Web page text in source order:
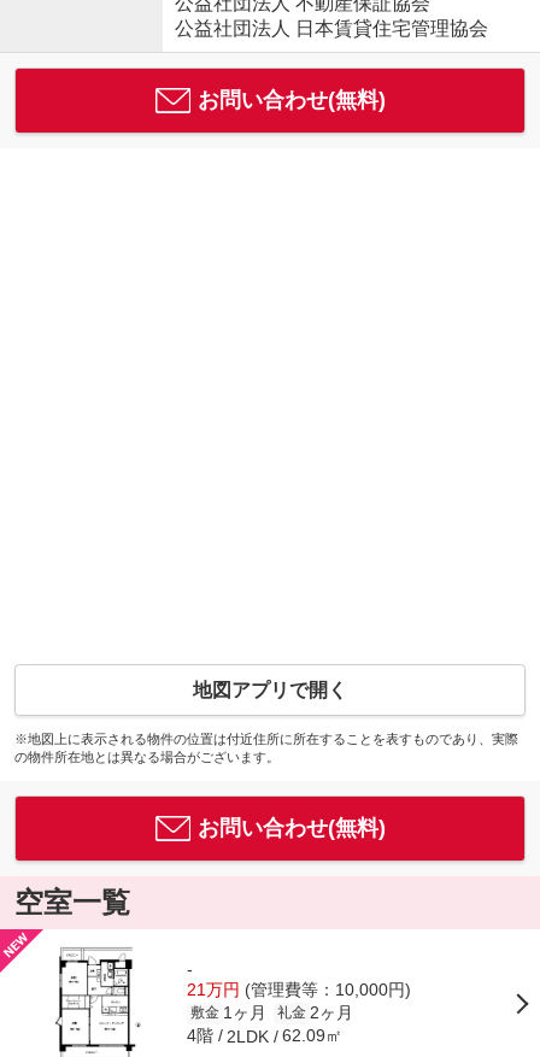
公益社団法人 日本賃貸住宅管理協会
お問い合わせ(無料)
地図アプリで開く
※地図上に表示される物件の位置は付近住所に所在することを表すものであり、実際
の物件所在地とは異なる場合がございます。
お問い合わせ(無料)
空室一覧
-
21万円 (管理費等：10,000円)
敷金 1ヶ月 礼金 2ヶ月
4階 2LDK 62.09㎡